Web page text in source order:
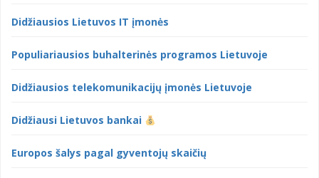
Didžiausios Lietuvos IT įmonės
Populiariausios buhalterinės programos Lietuvoje
Didžiausios telekomunikacijų įmonės Lietuvoje
Didžiausi Lietuvos bankai
Europos šalys pagal gyventojų skaičių